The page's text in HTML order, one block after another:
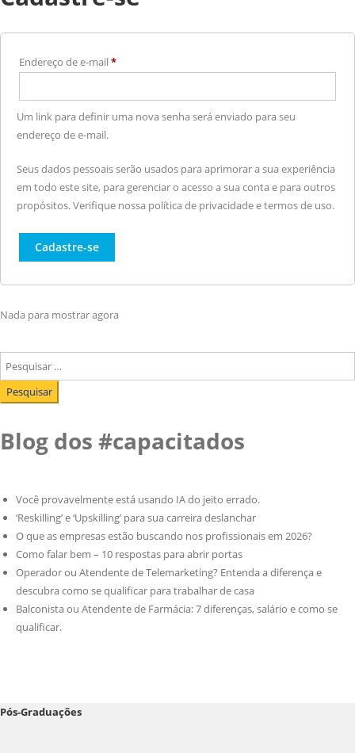
Endereço de e-mail *
Um link para definir uma nova senha será enviado para seu
endereço de e-mail.
Seus dados pessoais serão usados para aprimorar a sua experiência
em todo este site, para gerenciar o acesso a sua conta e para outros
propósitos. Verifique nossa política de privacidade e termos de uso.
Cadastre-se
Nada para mostrar agora
Blog dos #capacitados
Você provavelmente está usando IA do jeito errado.
‘Reskilling’ e ‘Upskilling’ para sua carreira deslanchar
O que as empresas estão buscando nos profissionais em 2026?
Como falar bem – 10 respostas para abrir portas
Operador ou Atendente de Telemarketing? Entenda a diferença e
descubra como se qualificar para trabalhar de casa
Balconista ou Atendente de Farmácia: 7 diferenças, salário e como se
qualificar.
Pós-Graduações